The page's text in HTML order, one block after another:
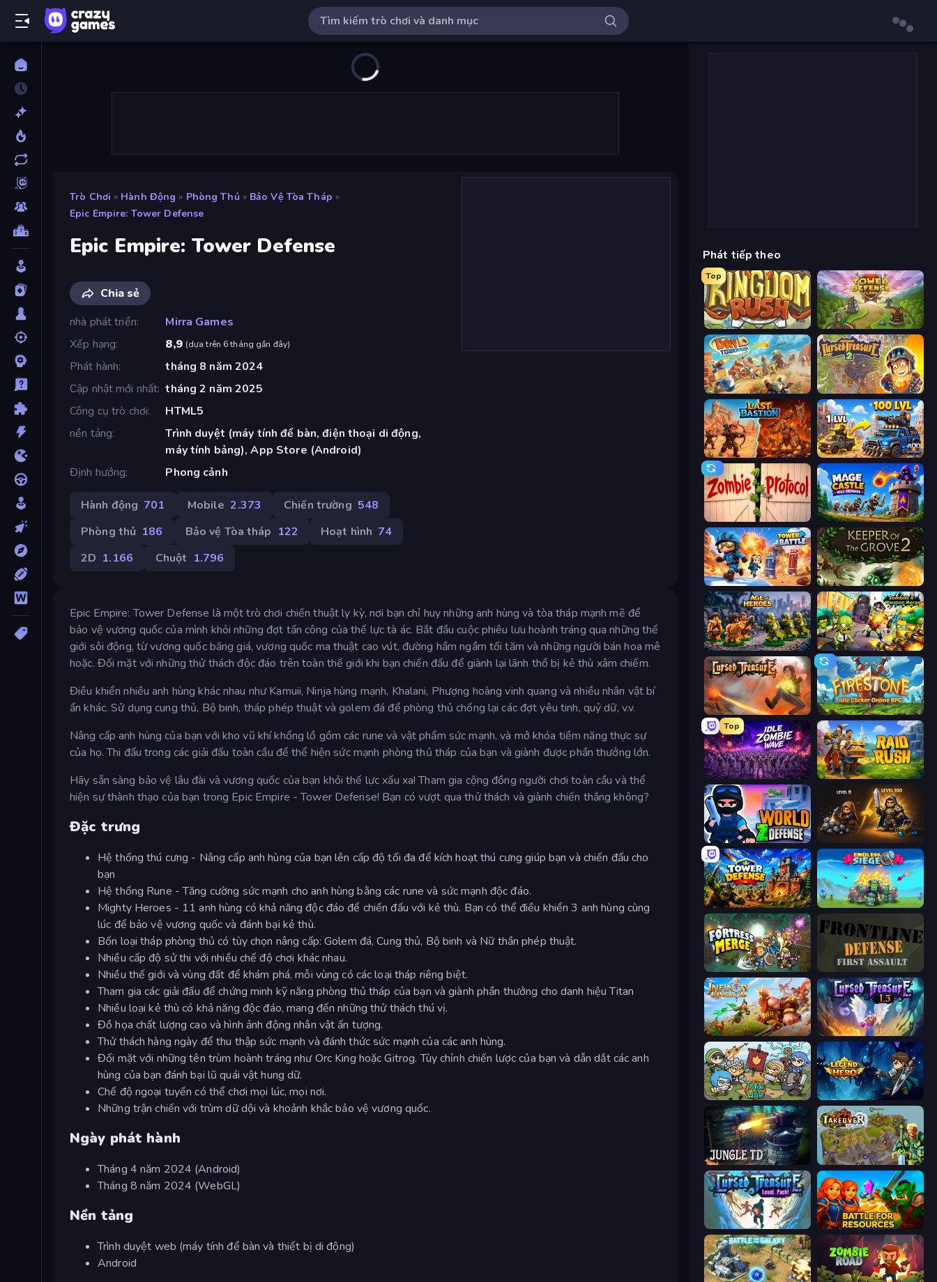
Trò Chơi » Hành Động » Phòng Thủ » Bảo Vệ Tòa Tháp »
Epic Empire: Tower Defense
Epic Empire: Tower Defense
Chia sẻ
nhà phát triển
Mirra Games
Xếp hạng
8,9 (dựa trên 6 tháng gần đây)
Phát hành
tháng 8 năm 2024
Cập nhật mới nhất tháng 2 năm 2025
Công cụ trò chơi
HTML5
nền tảng
Trình duyệt (máy tính để bàn, điện thoại di động,
máy tính bảng), App Store (Android)
Định hướng
Phong cảnh
Hành động 701 Mobile 2.373 Chiến trường 548
Phòng thủ 186 Bảo vệ Tòa tháp 122 Hoạt hình 74
2D 1.166 Chuột 1.796
Epic Empire: Tower Defense là một trò chơi chiến thuật ly kỳ, nơi bạn chỉ huy những anh hùng và tòa tháp mạnh mẽ để
bảo vệ vương quốc của mình khỏi những đợt tấn công của thế lực tà ác. Bắt đầu cuộc phiêu lưu hoành tráng qua những thế
giới sôi động, từ vương quốc băng giá, vương quốc ma thuật cao vút, đường hầm ngầm tối tăm và những người bán hoa mê
hoặc. Đối mặt với những thử thách độc đáo trên toàn thế giới khi bạn chiến đấu để giành lại lãnh thổ bị kẻ thù xâm chiếm.
Điều khiển nhiều anh hùng khác nhau như Kamuii, Ninja hùng mạnh, Khalani, Phượng hoàng vinh quang và nhiều nhân vật bí
ẩn khác. Sử dụng cung thủ, Bộ binh, tháp phép thuật và golem đá để phòng thủ chống lại các đợt yêu tinh, quỷ dữ, v.v.
Nâng cấp anh hùng của bạn với kho vũ khí khổng lồ gồm các rune và vật phẩm sức mạnh, và mở khóa tiềm năng thực sự
của họ. Thi đấu trong các giải đấu toàn cầu để thể hiện sức mạnh phòng thủ tháp của bạn và giành được phần thưởng lớn.
Hãy sẵn sàng bảo vệ lâu đài và vương quốc của bạn khỏi thế lực xấu xa! Tham gia cộng đồng người chơi toàn cầu và thể
hiện sự thành thạo của bạn trong Epic Empire - Tower Defense! Bạn có vượt qua thử thách và giành chiến thắng không?
Đặc trưng
Hệ thống thú cưng - Nâng cấp anh hùng của bạn lên cấp độ tối đa để kích hoạt thú cưng giúp bạn và chiến đấu cho
bạn
Hệ thống Rune - Tăng cường sức mạnh cho anh hùng bằng các rune và sức mạnh độc đáo.
Mighty Heroes - 11 anh hùng có khả năng độc đáo để chiến đấu với kẻ thù. Bạn có thể điều khiển 3 anh hùng cùng
lúc để bảo vệ vương quốc và đánh bại kẻ thù.
Bốn loại tháp phòng thủ có tùy chọn nâng cấp: Golem đá, Cung thủ, Bộ binh và Nữ thần phép thuật.
Nhiều cấp độ sử thi với nhiều chế độ chơi khác nhau.
Nhiều thế giới và vùng đất để khám phá, mỗi vùng có các loại tháp riêng biệt.
Tham gia các giải đấu để chứng minh kỹ năng phòng thủ tháp của bạn và giành phần thưởng cho danh hiệu Titan
Nhiều loại kẻ thù có khả năng độc đáo, mang đến những thử thách thú vị.
Đồ họa chất lượng cao và hình ảnh động nhân vật ấn tượng.
Thử thách hàng ngày để thu thập sức mạnh và đánh thức sức mạnh của các anh hùng.
Đối mặt với những tên trùm hoành tráng như Orc King hoặc Gitrog. Tùy chỉnh chiến lược của bạn và dẫn dắt các anh
hùng của bạn đánh bại lũ quái vật hung dữ.
Chế độ ngoại tuyến có thể chơi mọi lúc, mọi nơi.
Những trận chiến với trùm dữ dội và khoảnh khắc bảo vệ vương quốc.
Ngày phát hành
Tháng 4 năm 2024 (Android)
Tháng 8 năm 2024 (WebGL)
Nền tảng
Trình duyệt web (máy tính để bàn và thiết bị di động)
Android
Phát tiếp theo
Top
Kingdom Rush Tower Defense Clash
Day D Tower Rush Cursed Treasure 2
Last Bastion AOD - Art Of Defense
Zombie Protocol Mage Castle Idle Defense
Tower Battle Keeper of the Grove 2
Age of Heroes Zombies 4 Weapon Merge
Cursed Treasure Firestone – Idle Clicker Online RPG
Top
Idle Zombie Wave: Survivors Raid & Rush
World Z Defense - Zombie Defense Gothic Story RPG
Tower Defense Endless Siege
Fortress Merge Frontline Defense
Infinity Kingdom Cursed Treasure 1.5
Raid Heroes: Total War Legend of Hero
Jungle TD Takeover
Cursed Treasure Level Pack Battle for Resources